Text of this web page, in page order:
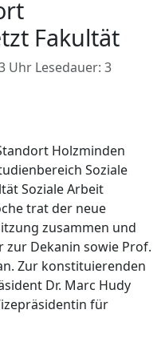
Fakultät
Uhr Lesedauer: 3
Holzminden
Soziale
Soziale Arbeit
trat der neue
zusammen und
zur Dekanin sowie Prof.
Zur konstituierenden
Dr. Marc Hudy
für